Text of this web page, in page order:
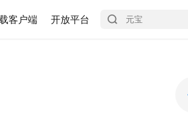
客户端 开放平台